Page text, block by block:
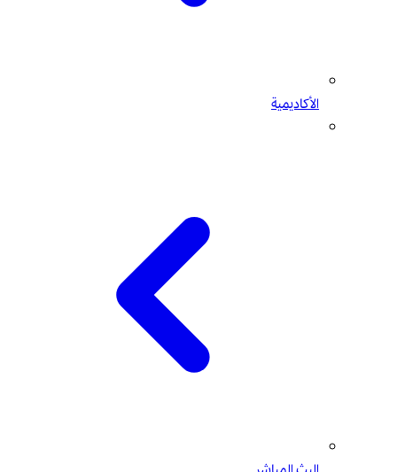
الأكاديمية